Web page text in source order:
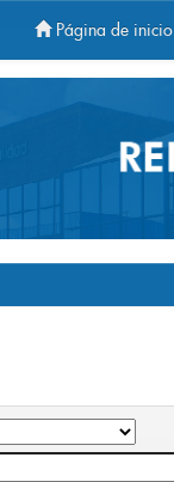
Página de inicio